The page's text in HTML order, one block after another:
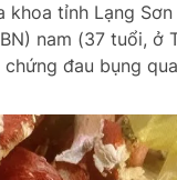
khoa tỉnh Lạng
nam (37 tuổi, ở
đau bụng